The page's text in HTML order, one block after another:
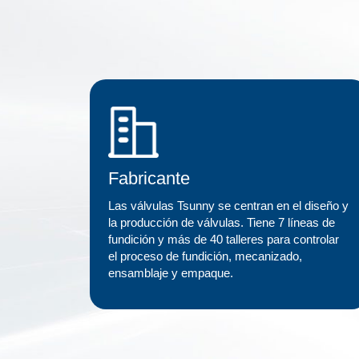
Fabricante
Las válvulas Tsunny se centran en el diseño y
la producción de válvulas. Tiene 7 líneas de
fundición y más de 40 talleres para controlar
el proceso de fundición, mecanizado,
ensamblaje y empaque.